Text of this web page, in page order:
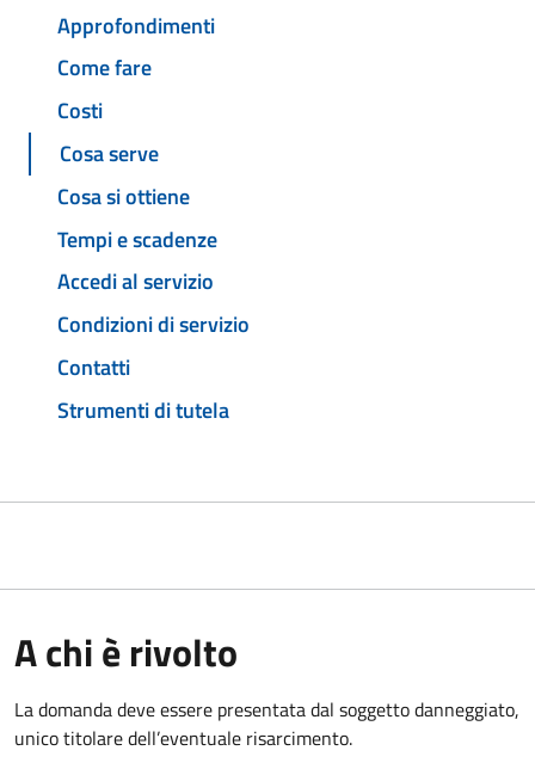
Approfondimenti
Come fare
Costi
Cosa serve
Cosa si ottiene
Tempi e scadenze
Accedi al servizio
Condizioni di servizio
Contatti
Strumenti di tutela
A chi è rivolto
La domanda deve essere presentata dal soggetto danneggiato,
unico titolare dell’eventuale risarcimento.